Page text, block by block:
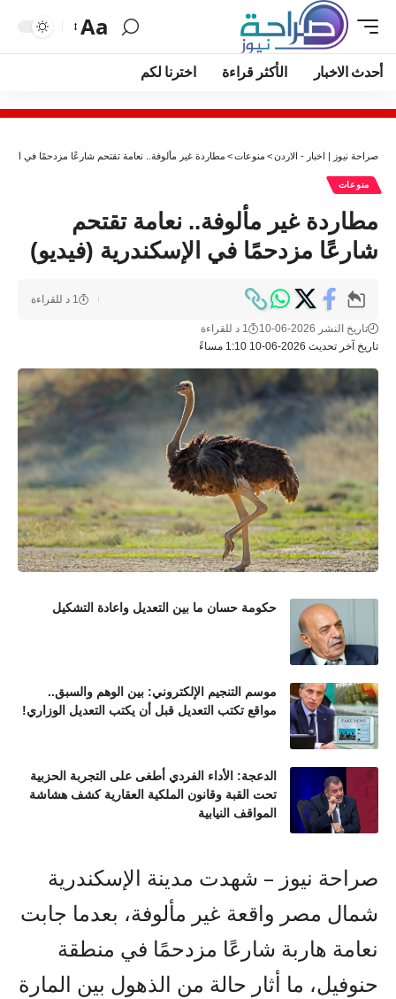
Aa
أحدث الاخبار الأكثر قراءة اخترنا لكم
صراحة نيوز | اخبار - الاردن> منوعات> مطاردة غير مألوفة.. نعامة تقتحم شارعًا مزدحمًا في
منوعات
مطاردة غير مألوفة.. نعامة تقتحم
شارعًا مزدحمًا في الإسكندرية (فيديو)
تاريخ آخر تحديث 2026-06-10 1:10 مساءً
تاريخ النشر 2026-06-10 1 د للقراءة
1 د للقراءة
حكومة حسان ما بين التعديل واعادة التشكيل
موسم التنجيم الإلكتروني: بين الوهم والسبق..
مواقع تكتب التعديل قبل أن يكتب التعديل الوزاري!
الدعجة: الأداء الفردي أطغى على التجربة الحزبية
تحت القبة وقانون الملكية العقارية كشف هشاشة
المواقف النيابية
صراحة نيوز – شهدت مدينة الإسكندرية
شمال مصر واقعة غير مألوفة، بعدما جابت
نعامة هاربة شارعًا مزدحمًا في منطقة
حنوفيل، ما أثار حالة من الذهول بين المارة